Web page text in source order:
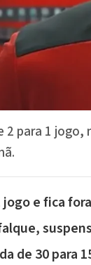
2 para 1
e fica
de 30 para